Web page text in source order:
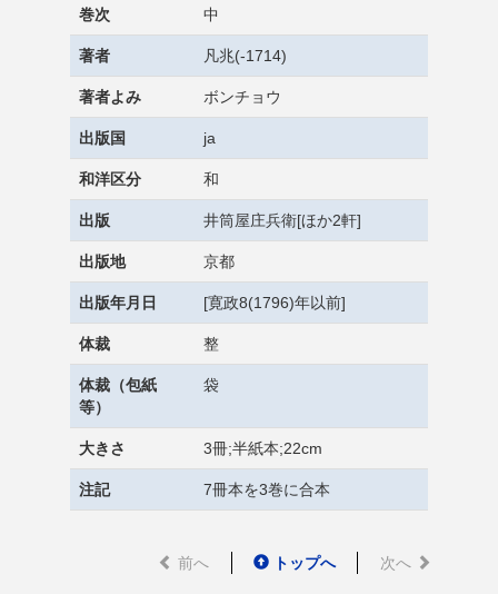
巻次 中
著者 凡兆(-1714)
著者よみ ボンチョウ
出版国 ja
和洋区分 和
出版 井筒屋庄兵衛[ほか2軒]
出版地 京都
出版年月日 [寛政8(1796)年以前]
体裁 整
体裁（包紙
等）
袋
大きさ 3冊;半紙本;22cm
注記 7冊本を3巻に合本
前へ トップへ 次へ